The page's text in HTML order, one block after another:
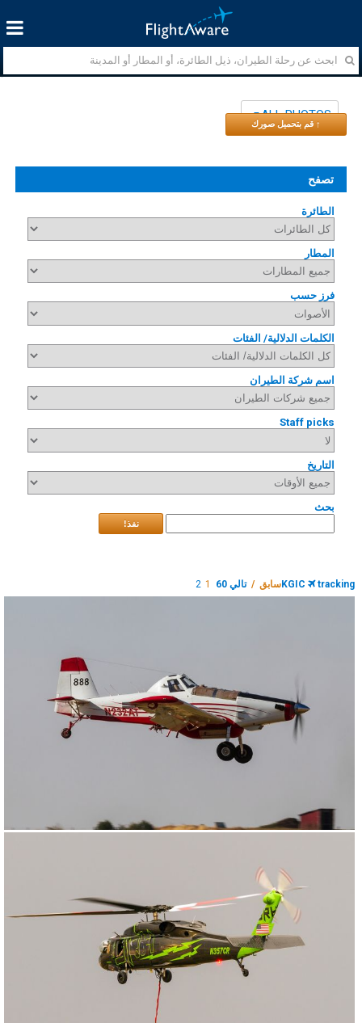
ALL PHOTOS
↑ قم بتحميل صورك
تصفح
الطائرة
المطار
فرز حسب
الكلمات الدلالية/ الفئات
اسم شركة الطيران
Staff picks
التاريخ
بحث
نفذ!
سابق /تالي 60 2 KGIC tracking